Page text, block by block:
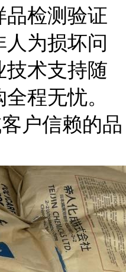
品检测验证
为损坏问
技术支持随
程无忧。
户信赖的品